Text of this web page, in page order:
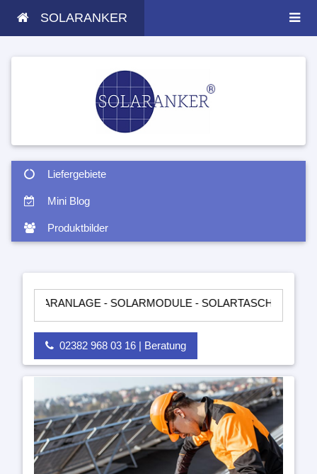
SOLARANKER
Liefergebiete
Mini Blog
Produktbilder
- SOLARMODULE - SOLARTASCHEN -
02382 968 03 16 | Beratung